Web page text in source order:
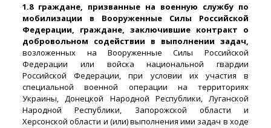
1.8 граждане, призванные на военную службу по
мобилизации в Вооруженные Силы Российской
Федерации, граждане, заключившие контракт о
добровольном содействии в выполнении задач,
возложенных на Вооруженные Силы Российской
Федерации или войска национальной гвардии
Российской Федерации, при условии их участия в
специальной военной операции на территориях
Украины, Донецкой Народной Республики, Луганской
Народной Республики, Запорожской области и
Херсонской области и (или) выполнения ими задач в ходе